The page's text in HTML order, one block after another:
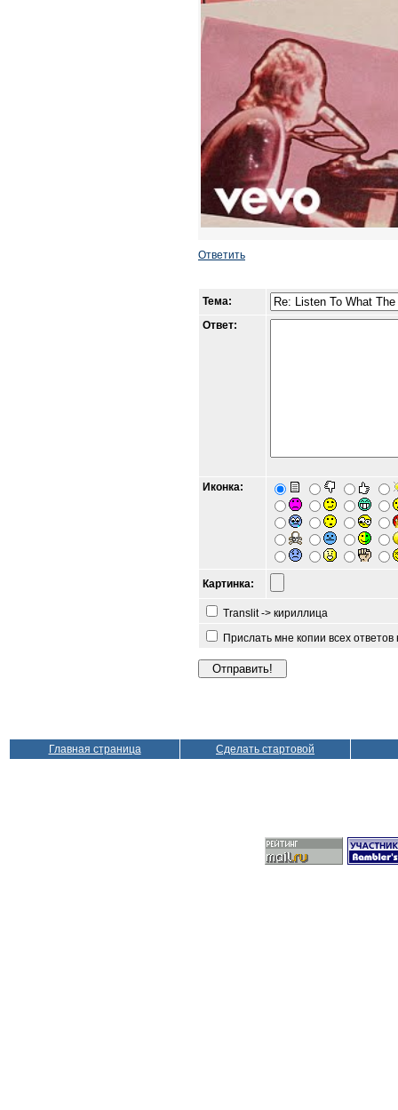
Ответить
Тема:
Ответ:
Иконка:
Картинка:
Translit -> кириллица
Прислать мне копии всех
Главная страница Сделать стартовой